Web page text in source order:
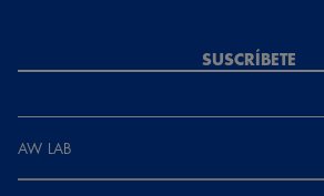
SUSCRÍBETE
AW LAB